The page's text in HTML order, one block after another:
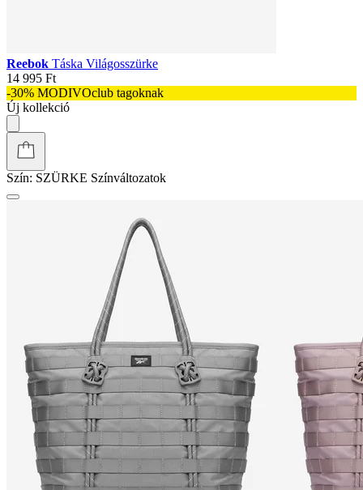
Reebok Táska Világosszürke
14 995 Ft
-30% MODIVOclub tagoknak
Új kollekció
Szín: SZÜRKE Színváltozatok